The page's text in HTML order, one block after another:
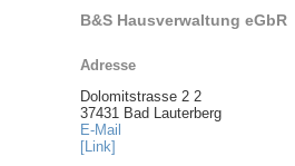
B&S Hausverwaltung eGbR
Adresse
Dolomitstrasse 2 2
37431 Bad Lauterberg
E-Mail
[Link]